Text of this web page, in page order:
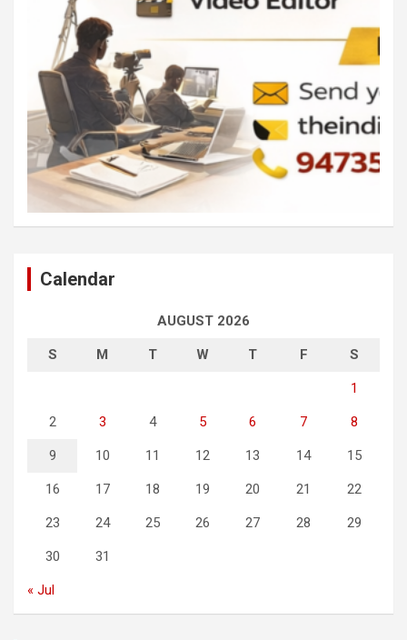
Calendar
AUGUST 2026
S M T W T F S
1
2 3 4 5 6 7 8
9 10 11 12 13 14 15
16 17 18 19 20 21 22
23 24 25 26 27 28 29
30 31
« Jul